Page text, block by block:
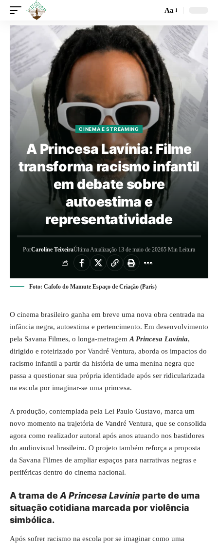
Aa
CINEMA E STREAMING
A Princesa Lavínia: Filme
transforma racismo infantil
em debate sobre
autoestima e
representatividade
PorCaroline TeixeiraÚltima Atualização 13 de maio de 20265 Min Leitura
Foto: Cafofo do Mamute Espaço de Criação (Paris)
O cinema brasileiro ganha em breve uma nova obra centrada na
infância negra, autoestima e pertencimento. Em desenvolvimento
pela Savana Filmes, o longa-metragem A Princesa Lavínia,
dirigido e roteirizado por Vandré Ventura, aborda os impactos do
racismo infantil a partir da história de uma menina negra que
passa a questionar sua própria identidade após ser ridicularizada
na escola por imaginar-se uma princesa.
A produção, contemplada pela Lei Paulo Gustavo, marca um
novo momento na trajetória de Vandré Ventura, que se consolida
agora como realizador autoral após anos atuando nos bastidores
do audiovisual brasileiro. O projeto também reforça a proposta
da Savana Filmes de ampliar espaços para narrativas negras e
periféricas dentro do cinema nacional.
A trama deA Princesa Lavínia parte de uma
situação cotidiana marcada por violência
simbólica.
Após sofrer racismo na escola por se imaginar como uma